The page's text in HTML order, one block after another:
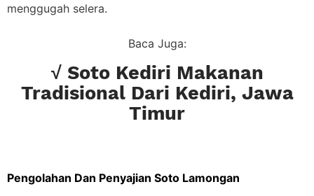
menggugah selera.
Baca Juga:
√ Soto Kediri Makanan
Tradisional Dari Kediri, Jawa
Timur
Pengolahan Dan Penyajian Soto Lamongan